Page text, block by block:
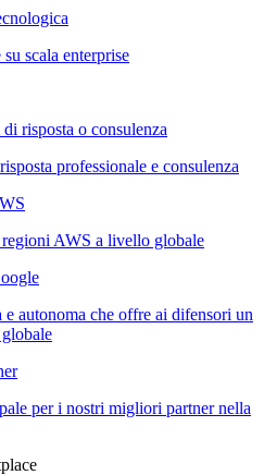
scala enterprise
risposta o consulenza
professionale e consulenza
AWS a livello globale
e autonoma che offre ai difensori un
per i nostri migliori partner nella